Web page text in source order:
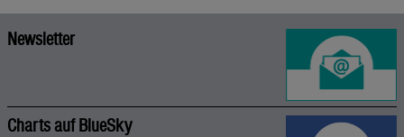
Newsletter
Charts auf BlueSky